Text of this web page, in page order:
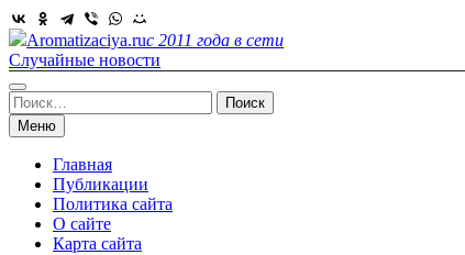
Skip
to
content
Aromatizaciya.ruс 2011 года в сети
Случайные новости
Найти:
Меню
Главная
Публикации
Политика сайта
О сайте
Карта сайта